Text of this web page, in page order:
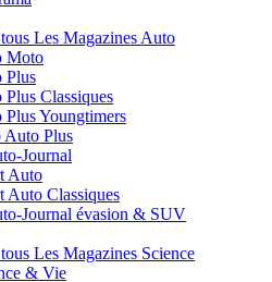
Les Magazines Auto
Moto
Plus
Plus Classiques
Plus Youngtimers
Auto Plus
Journal
Auto
Auto Classiques
Journal évasion & SUV
Les Magazines Science
& Vie